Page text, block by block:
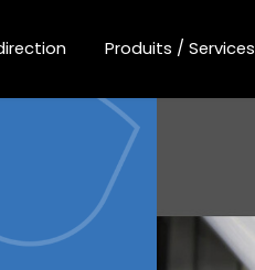
Produits / Services